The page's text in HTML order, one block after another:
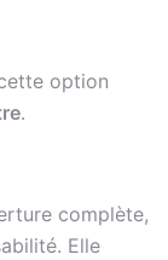
option
.
complète,
Elle